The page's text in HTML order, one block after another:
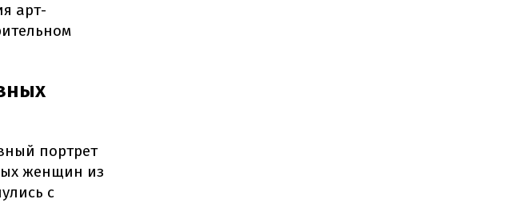
арт-
портрет
женщин из
с